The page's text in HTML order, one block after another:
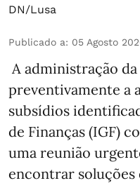
DN/Lusa
Publicado a: 05 Agosto
A administração
preventivamente a
subsídios
de Finanças (IGF)
uma reunião
encontrar soluções